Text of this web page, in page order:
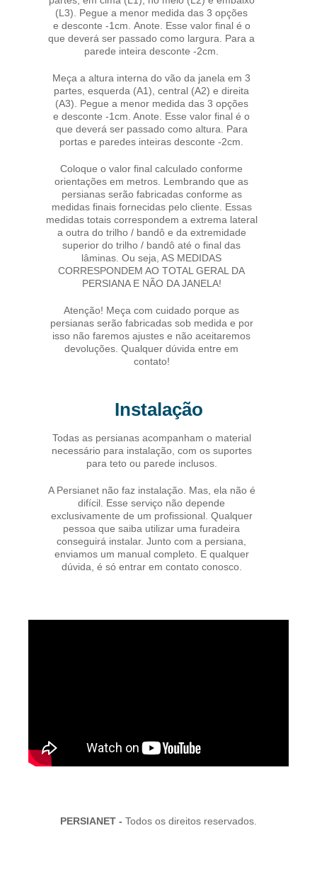
(L3). Pegue a menor medida das 3 opções
e desconte -1cm. Anote. Esse valor final é o
que deverá ser passado como largura. Para a
parede inteira desconte -2cm.
Meça a altura interna do vão da janela em 3
partes, esquerda (A1), central (A2) e direita
(A3). Pegue a menor medida das 3 opções
e desconte -1cm. Anote. Esse valor final é o
que deverá ser passado como altura. Para
portas e paredes inteiras desconte -2cm.
Coloque o valor final calculado conforme
orientações em metros. Lembrando que as
persianas serão fabricadas conforme as
medidas finais fornecidas pelo cliente. Essas
medidas totais correspondem a extrema lateral
a outra do trilho / bandô e da extremidade
superior do trilho / bandô até o final das
lâminas. Ou seja, AS MEDIDAS
CORRESPONDEM AO TOTAL GERAL DA
PERSIANA E NÃO DA JANELA!
Atenção! Meça com cuidado porque as
persianas serão fabricadas sob medida e por
isso não faremos ajustes e não aceitaremos
devoluções. Qualquer dúvida entre em
contato!
Instalação
Todas as persianas acompanham o material
necessário para instalação, com os suportes
para teto ou parede inclusos.
A Persianet não faz instalação. Mas, ela não é
difícil. Esse serviço não depende
exclusivamente de um profissional. Qualquer
pessoa que saiba utilizar uma furadeira
conseguirá instalar. Junto com a persiana,
enviamos um manual completo. E qualquer
dúvida, é só entrar em contato conosco.
PERSIANET - Todos os direitos reservados.